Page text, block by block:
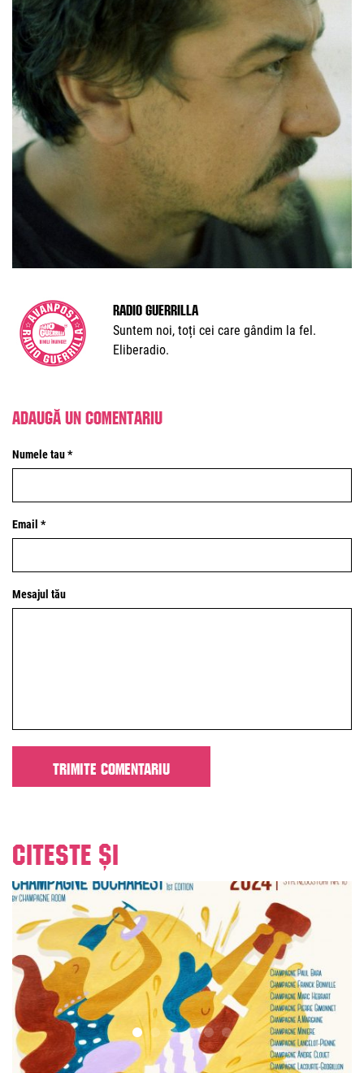
Radio Guerrilla
Suntem noi, toți cei care gândim la fel.
Eliberadio.
Adaugă un comentariu
Numele tau *
Email *
Mesajul tău
Citeste și